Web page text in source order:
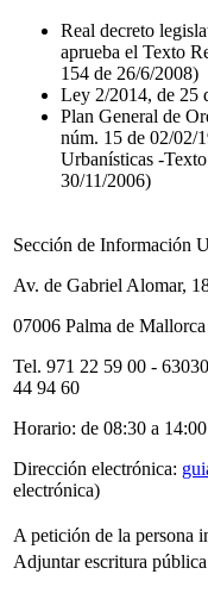
Real decreto
aprueba el Texto
154 de 26/6/2008)
Ley 2/2014, de 25
Plan General de
núm. 15 de 02/02/
Urbanísticas -
30/11/2006)
Sección de Información
Av. de Gabriel Alomar,
07006 Palma de Mallorca
Tel. 971 22 59 00 -
44 94 60
Horario: de 08:30 a
Dirección electrónica:
electrónica)
A petición de la persona
Adjuntar escritura